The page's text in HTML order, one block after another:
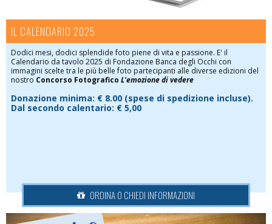
IL CALENDARIO 2025
Dodici mesi, dodici splendide foto piene di vita e passione. E' il
Calendario da tavolo 2025 di Fondazione Banca degli Occhi con
immagini scelte tra le più belle foto partecipanti alle diverse edizioni del
nostro Concorso Fotografico L'emozione di vedere
Donazione minima: € 8.00 (spese di spedizione incluse).
Dal secondo calentario: € 5,00
ORDINA O CHIEDI INFORMAZIONI